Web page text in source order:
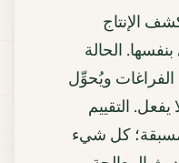
الإنتاج
الحالة
الفراغات ويُحوِّل
التقييم
كل شيء